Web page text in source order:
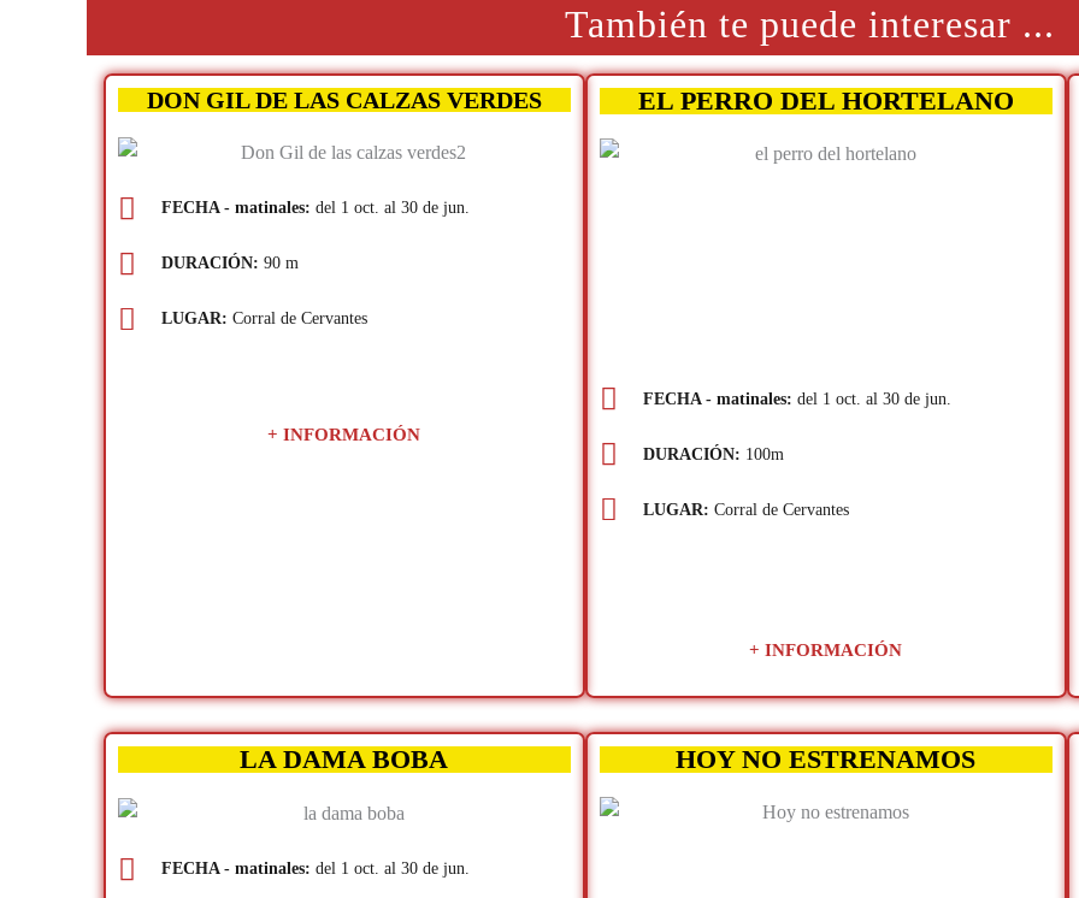
También te puede interesar ...
DON GIL DE LAS CALZAS VERDES
FECHA - matinales: del 1 oct. al 30 de jun.
DURACIÓN: 90 m
LUGAR: Corral de Cervantes
+ INFORMACIÓN
EL PERRO DEL HORTELANO
FECHA - matinales: del 1 oct. al 30 de jun.
DURACIÓN: 100m
LUGAR: Corral de Cervantes
+ INFORMACIÓN
LA DAMA BOBA
FECHA - matinales: del 1 oct. al 30 de jun.
HOY NO ESTRENAMOS